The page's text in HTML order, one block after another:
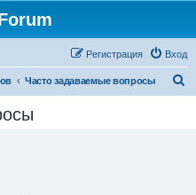
Вход
Регистрация
Часто задаваемые вопросы